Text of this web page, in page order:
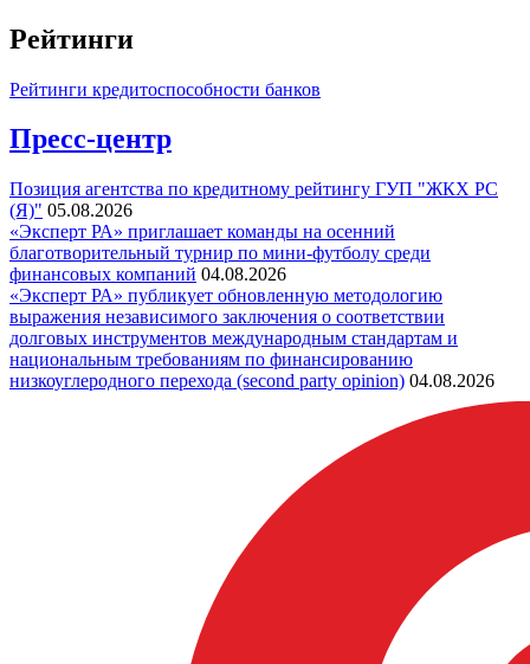
Рейтинги
Рейтинги кредитоспособности банков
Пресс-центр
Позиция агентства по кредитному рейтингу ГУП "ЖКХ РС
(Я)" 05.08.2026
«Эксперт РА» приглашает команды на осенний
благотворительный турнир по мини-футболу среди
финансовых компаний 04.08.2026
«Эксперт РА» публикует обновленную методологию
выражения независимого заключения о соответствии
долговых инструментов международным стандартам и
национальным требованиям по финансированию
низкоуглеродного перехода (second party opinion) 04.08.2026